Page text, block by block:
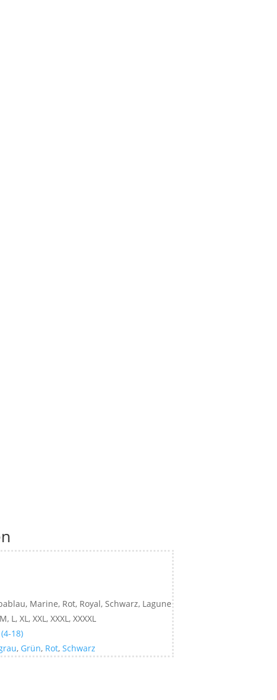
Marine, Rot, Royal, Schwarz, Lagune
L, XL, XXL, XXXL, XXXXL
18)
, Grün, Rot,Schwarz